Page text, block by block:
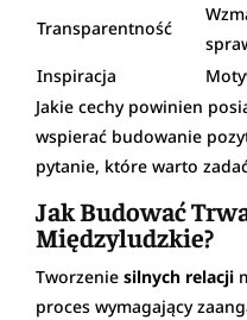
Transparentność
Inspiracja
Jakie cechy powinien
wspierać budowanie
pytanie, które warto
Jak Budować
Międzyludzkie?
Tworzenie silnych relacji
proces wymagający